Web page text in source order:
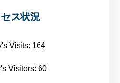
ス状況
Visits: 164
Visitors: 60